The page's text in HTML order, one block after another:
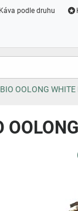
Káva podle druhu
BIO OOLONG